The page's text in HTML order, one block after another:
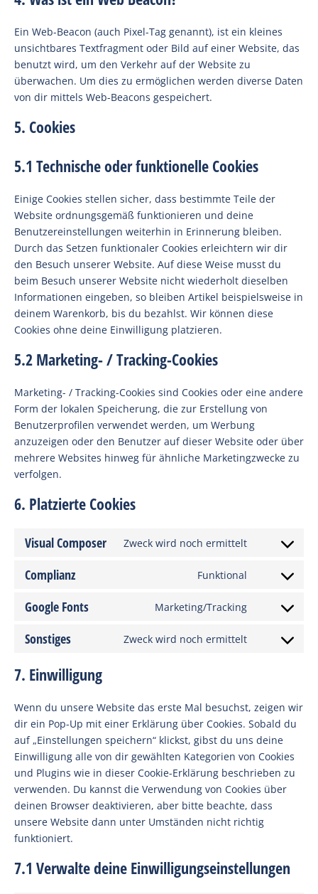
Ein Web-Beacon (auch Pixel-Tag genannt), ist ein kleines
unsichtbares Textfragment oder Bild auf einer Website, das
benutzt wird, um den Verkehr auf der Website zu
überwachen. Um dies zu ermöglichen werden diverse Daten
von dir mittels Web-Beacons gespeichert.
5. Cookies
5.1 Technische oder funktionelle Cookies
Einige Cookies stellen sicher, dass bestimmte Teile der
Website ordnungsgemäß funktionieren und deine
Benutzereinstellungen weiterhin in Erinnerung bleiben.
Durch das Setzen funktionaler Cookies erleichtern wir dir
den Besuch unserer Website. Auf diese Weise musst du
beim Besuch unserer Website nicht wiederholt dieselben
Informationen eingeben, so bleiben Artikel beispielsweise in
deinem Warenkorb, bis du bezahlst. Wir können diese
Cookies ohne deine Einwilligung platzieren.
5.2 Marketing- / Tracking-Cookies
Marketing- / Tracking-Cookies sind Cookies oder eine andere
Form der lokalen Speicherung, die zur Erstellung von
Benutzerprofilen verwendet werden, um Werbung
anzuzeigen oder den Benutzer auf dieser Website oder über
mehrere Websites hinweg für ähnliche Marketingzwecke zu
verfolgen.
6. Platzierte Cookies
Visual Composer Zweck wird noch ermittelt
Consent
service
composer
Complianz Funktional
Consent
service
Google Fonts Marketing/Tracking
Consent
service
Sonstiges Zweck wird noch ermittelt
Consent
7. Einwilligung
Wenn du unsere Website das erste Mal besuchst, zeigen wir
dir ein Pop-Up mit einer Erklärung über Cookies. Sobald du
auf „Einstellungen speichern“ klickst, gibst du uns deine
Einwilligung alle von dir gewählten Kategorien von Cookies
und Plugins wie in dieser Cookie-Erklärung beschrieben zu
verwenden. Du kannst die Verwendung von Cookies über
deinen Browser deaktivieren, aber bitte beachte, dass
unsere Website dann unter Umständen nicht richtig
funktioniert.
7.1 Verwalte deine Einwilligungseinstellungen